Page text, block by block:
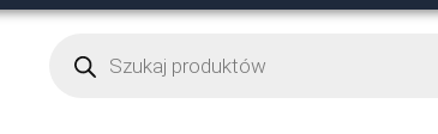
produktów